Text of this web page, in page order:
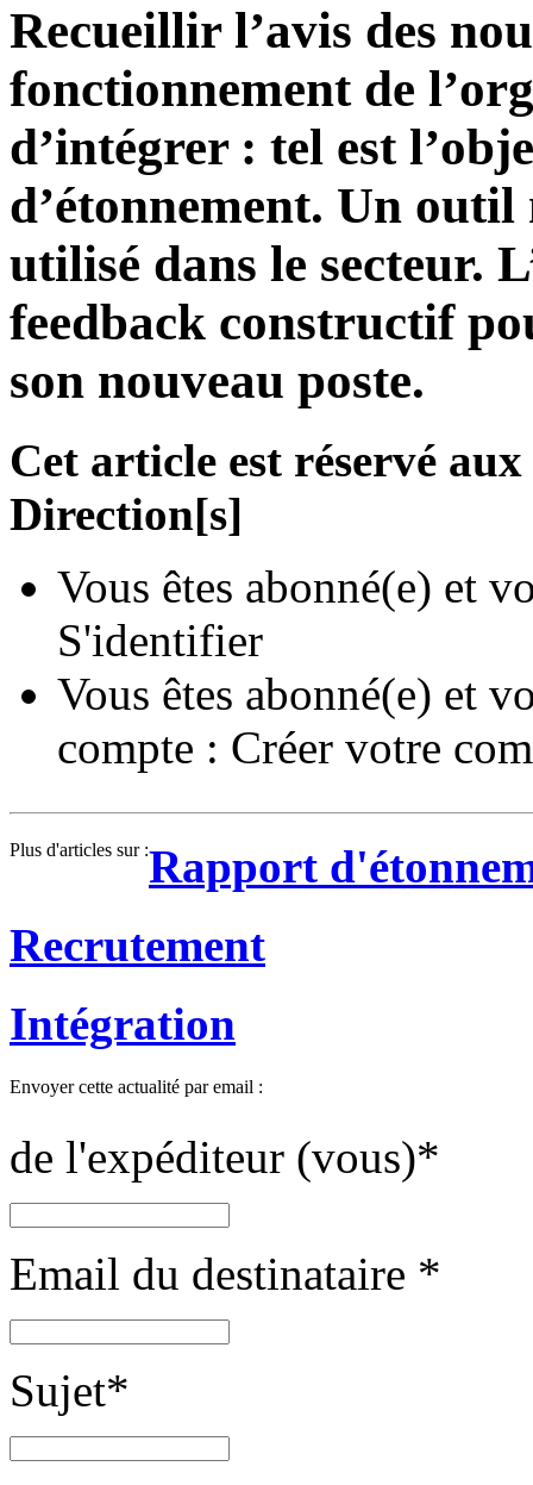
Recueillir l’avis des
fonctionnement de
d’intégrer : tel est
d’étonnement. Un
utilisé dans le secteur.
feedback constructif
son nouveau poste.
Cet article est réservé
Direction[s]
Vous êtes abonné(e) et
S'identifier
Vous êtes abonné(e) et
compte : Créer votre
Plus d'articles sur :Rapport
Recrutement
Intégration
Envoyer cette actualité par email :
de l'expéditeur (vous)*
Email du destinataire *
Sujet*